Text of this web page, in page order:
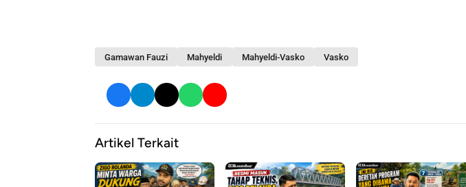
Gamawan Fauzi Mahyeldi Mahyeldi-Vasko Vasko
Artikel Terkait